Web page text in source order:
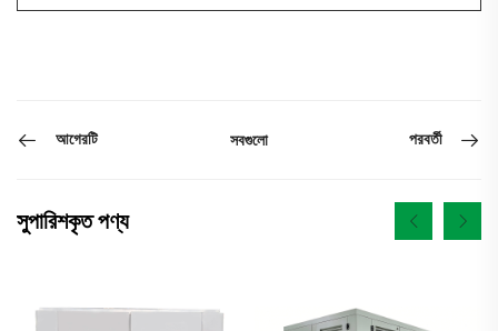
আগেরটি সবগুলো পরবর্তী
সুপারিশকৃত পণ্য